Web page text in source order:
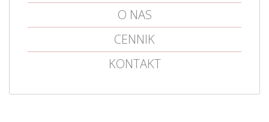
O NAS
CENNIK
KONTAKT